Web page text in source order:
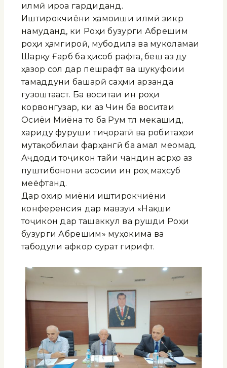
илмӣ ироа гардиданд.
Иштирокчиёни ҳамоиши илмӣ зикр
намуданд, ки Роҳи бузурги Абрешим
роҳи ҳамгироӣ, мубодила ва муколамаи
Шарқу Ғарб ба ҳисоб рафта, беш аз ду
ҳазор сол дар пешрафт ва шукуфоии
тамаддуни башарӣ саҳми арзанда
гузоштааст. Ба воситаи ин роҳи
корвонгузар, ки аз Чин ба воситаи
Осиёи Миёна то ба Рум тӯл мекашид,
хариду фуруши тиҷоратӣ ва робитаҳои
мутақобилаи фарҳангӣ ба амал меомад.
Аҷдоди тоҷикон тайи чандин асрҳо аз
пуштибонони асосии ин роҳ маҳсуб
меёфтанд.
Дар охир миёни иштирокчиёни
конференсия дар мавзуи «Нақши
тоҷикон дар ташаккул ва рушди Роҳи
бузурги Абрешим» муҳокима ва
табодули афкор сурат гирифт.